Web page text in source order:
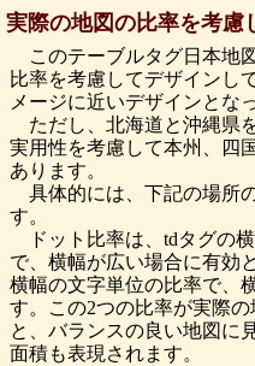
実際の地図の比率を考慮
このテーブルタグ日本地
比率を考慮してデザインし
メージに近いデザインとな
ただし、北海道と沖縄県
実用性を考慮して本州、四
あります。
具体的には、下記の場所
す。
ドット比率は、tdタグの
で、横幅が広い場合に有効
横幅の文字単位の比率で、
す。この2つの比率が実際
と、バランスの良い地図に
面積も表現されます。